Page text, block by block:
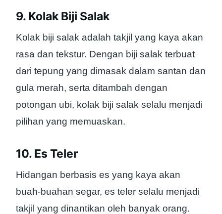
9. Kolak Biji Salak
Kolak biji salak adalah takjil yang kaya akan
rasa dan tekstur. Dengan biji salak terbuat
dari tepung yang dimasak dalam santan dan
gula merah, serta ditambah dengan
potongan ubi, kolak biji salak selalu menjadi
pilihan yang memuaskan.
10. Es Teler
Hidangan berbasis es yang kaya akan
buah-buahan segar, es teler selalu menjadi
takjil yang dinantikan oleh banyak orang.